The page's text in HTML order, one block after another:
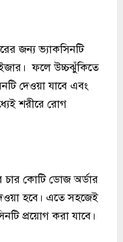
জন্য ভ্যাকসিনটি
ফলে উচ্চঝুঁকিতে
দেওয়া যাবে এবং
শরীরে রোগ
চার কোটি ডোজ অর্ডার
হবে। এতে সহজেই
প্রয়োগ করা যাবে।